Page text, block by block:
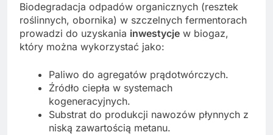
Biodegradacja odpadów organicznych (resztek
roślinnych, obornika) w szczelnych fermentorach
prowadzi do uzyskania inwestycje w biogaz,
który można wykorzystać jako:
Paliwo do agregatów prądotwórczych.
Źródło ciepła w systemach
kogeneracyjnych.
Substrat do produkcji nawozów płynnych z
niską zawartością metanu.